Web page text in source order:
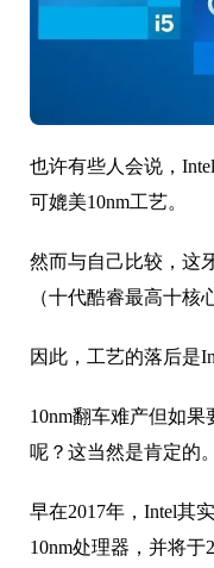
也许有些人会说，
可媲美10nm工艺。
然而与自己比较，这
（十代酷睿最高十核
因此，工艺的落后是
10nm翻车难产但如
呢？这当然是肯定的。
早在2017年，Intel其
10nm处理器，并将于